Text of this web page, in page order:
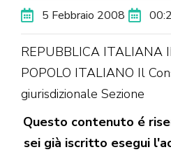
5 Febbraio 2008
REPUBBLICA ITALIANA
POPOLO ITALIANO Il
giurisdizionale Sezione
Questo contenuto é
sei già iscritto esegui